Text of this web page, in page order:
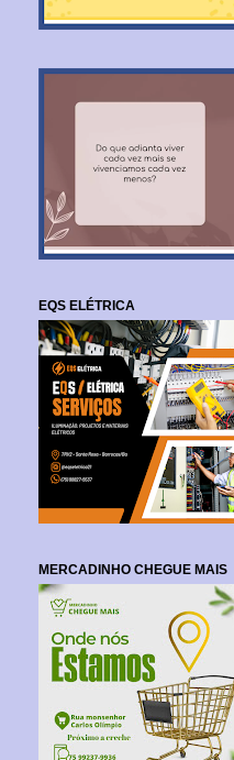
EQS ELÉTRICA
MERCADINHO CHEGUE MAIS